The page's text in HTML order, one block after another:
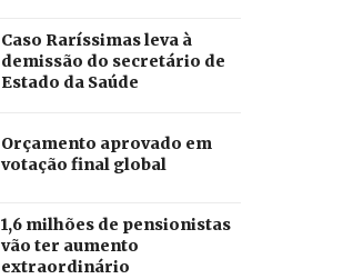
Caso Raríssimas leva à
demissão do secretário de
Estado da Saúde
Orçamento aprovado em
votação final global
1,6 milhões de pensionistas
vão ter aumento
extraordinário